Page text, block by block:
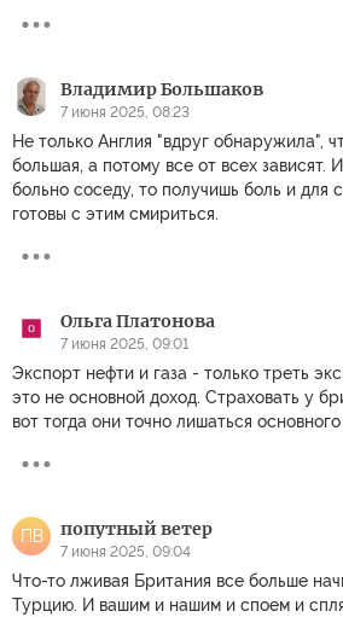
Владимир Большаков
7 июня 2025, 08:23
Не только Англия "вдруг обнаружила",
большая, а потому все от всех зависят.
больно соседу, то получишь боль и для
готовы с этим смириться.
Ольга Платонова
7 июня 2025, 09:01
Экспорт нефти и газа - только треть
это не основной доход. Страховать у
вот тогда они точно лишаться
ПВ попутный ветер
7 июня 2025, 09:04
Что-то лживая Британия все больше
Турцию. И вашим и нашим и споем и